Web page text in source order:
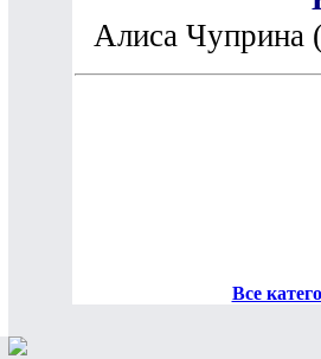
Алиса Чуприна
Все